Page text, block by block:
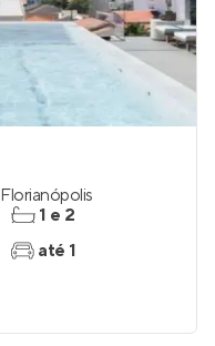
Florianópolis
1 e 2
até 1